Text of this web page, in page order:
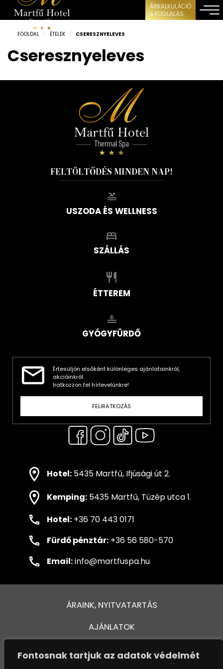
Fontosnak tartjuk az adatok védelmét
ÁRKALKULÁCIÓ
& FOGLALÁS
FŐOLDAL / ÉTELEK / CSERESZNYELEVES
Cseresznyeleves
FELTÖLTŐDÉS MINDEN NAP!
USZODA ÉS WELLNESS
SZÁLLÁS
ÉTTEREM
GYÓGYFÜRDŐ
Értesüljön elsőként különleges ajánlatainkról,
akcióinkról.
Iratkozzon fel hírlevelünkre!
FELIRATKOZÁS
Hotel: 5435 Martfű, Ifjúsági út 2.
Kemping: 5435 Martfű, Tüzép utca 1.
Hotel: +36 70 443 0171
Fürdő pénztár: +36 56 580-570
Email:info@martfuspa.hu
ÁRAINK, NYITVATARTÁS
AJÁNLATOK